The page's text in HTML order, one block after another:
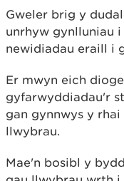
Gweler brig y
unrhyw gynlluniau
newidiadau eraill i
Er mwyn eich
gyfarwyddiadau'r
gan gynnwys y
llwybrau.
Mae'n bosibl y